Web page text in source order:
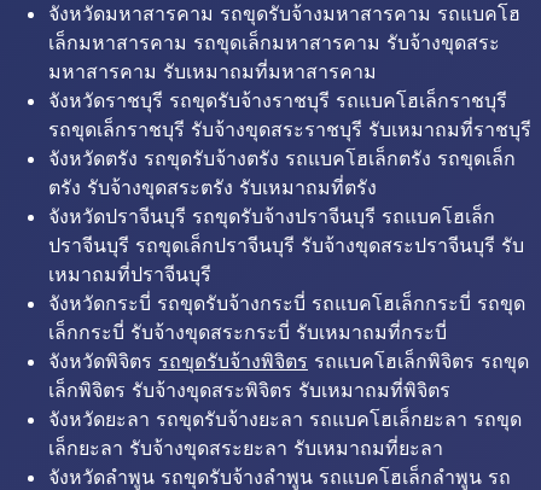
จังหวัดมหาสารคาม รถขุดรับจ้างมหาสารคาม รถแบคโฮ
เล็กมหาสารคาม รถขุดเล็กมหาสารคาม รับจ้างขุดสระ
มหาสารคาม รับเหมาถมที่มหาสารคาม
จังหวัดราชบุรี รถขุดรับจ้างราชบุรี รถแบคโฮเล็กราชบุรี
รถขุดเล็กราชบุรี รับจ้างขุดสระราชบุรี รับเหมาถมที่ราชบุรี
จังหวัดตรัง รถขุดรับจ้างตรัง รถแบคโฮเล็กตรัง รถขุดเล็ก
ตรัง รับจ้างขุดสระตรัง รับเหมาถมที่ตรัง
จังหวัดปราจีนบุรี รถขุดรับจ้างปราจีนบุรี รถแบคโฮเล็ก
ปราจีนบุรี รถขุดเล็กปราจีนบุรี รับจ้างขุดสระปราจีนบุรี รับ
เหมาถมที่ปราจีนบุรี
จังหวัดกระบี่ รถขุดรับจ้างกระบี่ รถแบคโฮเล็กกระบี่ รถขุด
เล็กกระบี่ รับจ้างขุดสระกระบี่ รับเหมาถมที่กระบี่
จังหวัดพิจิตร รถขุดรับจ้างพิจิตร รถแบคโฮเล็กพิจิตร รถขุด
เล็กพิจิตร รับจ้างขุดสระพิจิตร รับเหมาถมที่พิจิตร
จังหวัดยะลา รถขุดรับจ้างยะลา รถแบคโฮเล็กยะลา รถขุด
เล็กยะลา รับจ้างขุดสระยะลา รับเหมาถมที่ยะลา
จังหวัดลำพูน รถขุดรับจ้างลำพูน รถแบคโฮเล็กลำพูน รถ